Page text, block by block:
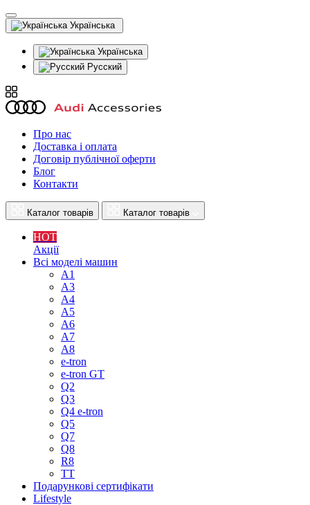
Українська
Українська
Русский
Про нас
Доставка і оплата
Договір публічної оферти
Блог
Контакти
Каталог товарів Каталог товарів
HOT
Акції
Всі моделі машин
A1
A3
A4
A5
A6
A7
A8
e-tron
e-tron GT
Q2
Q3
Q4 e-tron
Q5
Q7
Q8
R8
TT
Подарункові сертифікати
Lifestyle